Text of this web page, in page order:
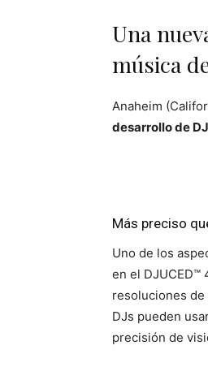
Una
música
Anaheim
desarrollo de
Más preciso
Uno de los
en el DJUCED™
resoluciones de
DJs pueden
precisión de